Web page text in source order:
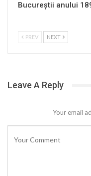
Bucureştii anului
PREV NEXT
Leave A Reply
Your email